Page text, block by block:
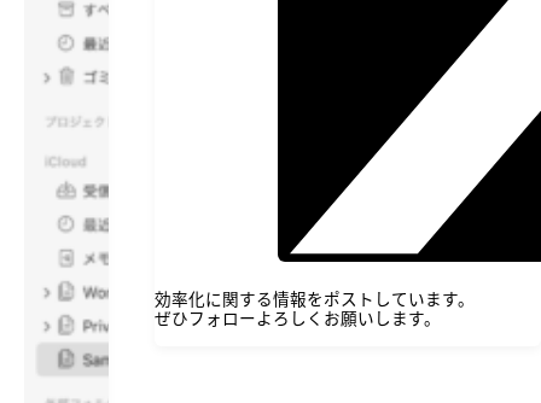
効率化に関する情報をポストしています。
ぜひフォローよろしくお願いします。